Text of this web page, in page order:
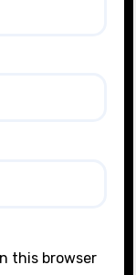
this browser